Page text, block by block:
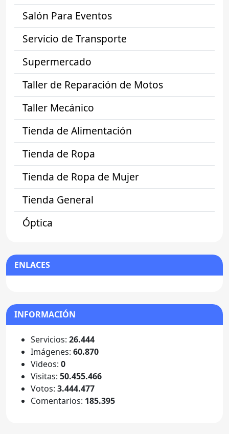
Salón Para Eventos
Servicio de Transporte
Supermercado
Taller de Reparación de Motos
Taller Mecánico
Tienda de Alimentación
Tienda de Ropa
Tienda de Ropa de Mujer
Tienda General
Óptica
ENLACES
INFORMACIÓN
Servicios: 26.444
Imágenes: 60.870
Videos: 0
Visitas: 50.455.466
Votos: 3.444.477
Comentarios: 185.395